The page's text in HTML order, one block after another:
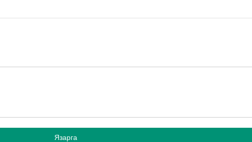
Язарга